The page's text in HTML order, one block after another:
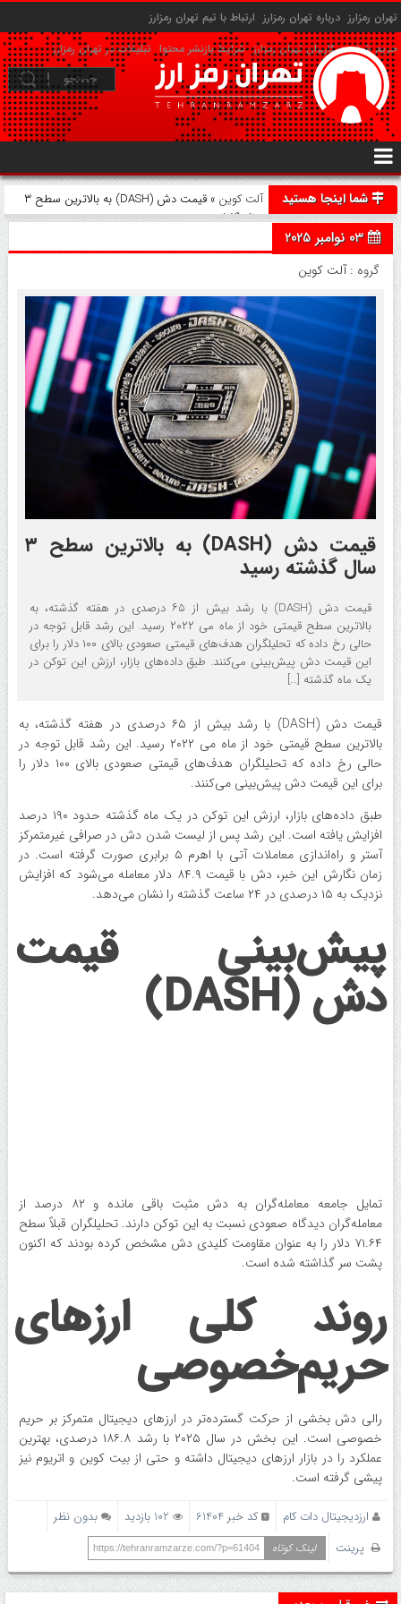
تهران رمزارز درباره تهران رمزارز ارتباط با تیم تهران رمزارز
حریم شخصی کاربران تهران رمزارز شرایط بازنشر محتوا تبلیغات در تهران رمزارز
شما اینجا هستید آلت کوین
» قیمت دش (DASH) به بالاترین سطح ۳
سال گذشته رسید
03 نوامبر 2025
گروه :آلت کوین
قیمت دش (DASH) به بالاترین سطح ۳
سال گذشته رسید
قیمت دش (DASH) با رشد بیش از ۶۵ درصدی در هفته گذشته، به
بالاترین سطح قیمتی خود از ماه می ۲۰۲۲ رسید. این رشد قابل توجه در
حالی رخ داده که تحلیلگران هدف‌های قیمتی صعودی بالای ۱۰۰ دلار را برای
این قیمت دش پیش‌بینی می‌کنند. طبق داده‌های بازار، ارزش این توکن در
یک ماه گذشته […]
قیمت دش (DASH) با رشد بیش از ۶۵ درصدی در هفته گذشته، به
بالاترین سطح قیمتی خود از ماه می ۲۰۲۲ رسید. این رشد قابل توجه در
حالی رخ داده که تحلیلگران هدف‌های قیمتی صعودی بالای ۱۰۰ دلار را
برای این قیمت دش پیش‌بینی می‌کنند.
طبق داده‌های بازار، ارزش این توکن در یک ماه گذشته حدود ۱۹۰ درصد
افزایش یافته است. این رشد پس از لیست شدن دش در صرافی غیرمتمرکز
آستر و راه‌اندازی معاملات آتی با اهرم ۵ برابری صورت گرفته است. در
زمان نگارش این خبر، دش با قیمت ۸۴.۹ دلار معامله می‌شود که افزایش
نزدیک به ۱۵ درصدی در ۲۴ ساعت گذشته را نشان می‌دهد.
پیش‌بینی قیمت
دش (DASH)
تمایل جامعه معامله‌گران به دش مثبت باقی مانده و ۸۲ درصد از
معامله‌گران دیدگاه صعودی نسبت به این توکن دارند. تحلیلگران قبلاً سطح
۷۱.۶۴ دلار را به عنوان مقاومت کلیدی دش مشخص کرده بودند که اکنون
پشت سر گذاشته شده است.
روند کلی ارزهای
حریم‌خصوصی
رالی دش بخشی از حرکت گسترده‌تر در ارزهای دیجیتال متمرکز بر حریم
خصوصی است. این بخش در سال ۲۰۲۵ با رشد ۱۸۶.۸ درصدی، بهترین
عملکرد را در بازار ارزهای دیجیتال داشته و حتی از بیت کوین و اتریوم نیز
پیشی گرفته است.
ارزدیجیتال دات کام کد خبر 61404 102 بازدید
بدون نظر
پرینت
لینک کوتاه https://tehranramzarze.com/?p=61404